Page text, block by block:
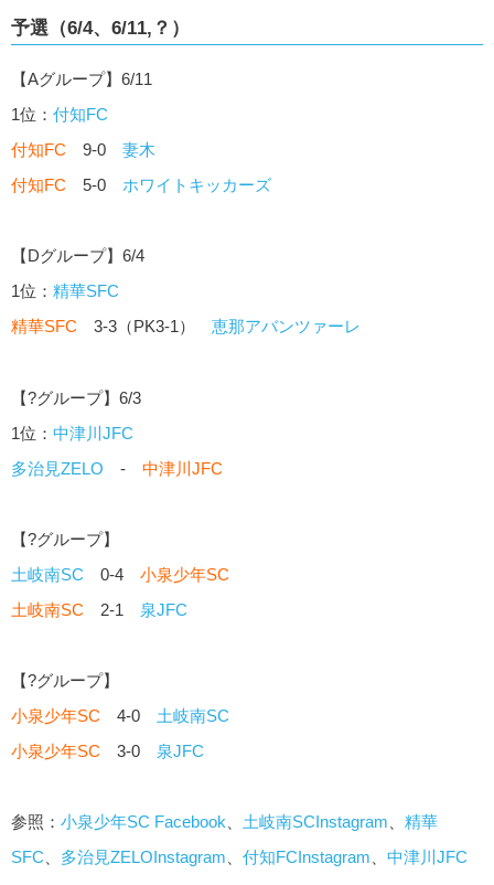
予選（6/4、6/11,？）
【Aグループ】6/11
1位： 付知FC
付知FC 9-0 妻木
付知FC 5-0 ホワイトキッカーズ
【Dグループ】6/4
1位： 精華SFC
精華SFC 3-3（PK3-1） 恵那アバンツァーレ
【?グループ】6/3
1位： 中津川JFC
多治見ZELO - 中津川JFC
【?グループ】
土岐南SC 0-4 小泉少年SC
土岐南SC 2-1 泉JFC
【?グループ】
小泉少年SC 4-0 土岐南SC
小泉少年SC 3-0 泉JFC
参照： 小泉少年SC Facebook 土岐南SCInstagram
精華
SFC
多治見ZELOInstagram 付知FCInstagram
中津川JFC